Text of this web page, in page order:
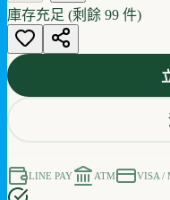
庫存充足 (剩餘 99 件)
LINE PAY ATM VISA /